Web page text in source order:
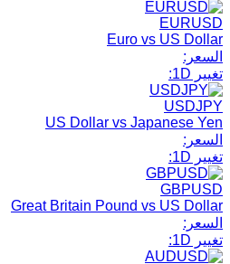
EURUSD
Euro vs US Dollar
السعر:
تغيير 1D:
USDJPY
US Dollar vs Japanese Yen
السعر:
تغيير 1D:
GBPUSD
Great Britain Pound vs US Dollar
السعر:
تغيير 1D: